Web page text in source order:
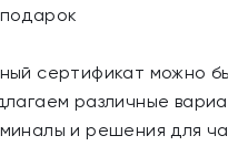
сертификат можно
различные
и решения для